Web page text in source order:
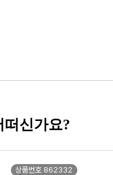
떠신가요?
상품번호 862332